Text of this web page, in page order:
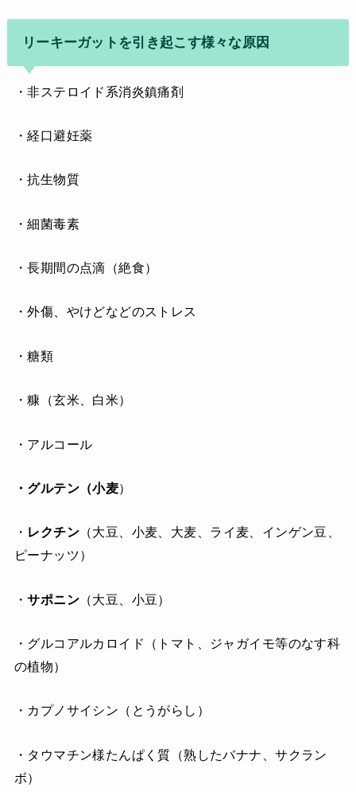
リーキーガットを引き起こす様々な原因
・非ステロイド系消炎鎮痛剤
・経口避妊薬
・抗生物質
・細菌毒素
・長期間の点滴（絶食）
・外傷、やけどなどのストレス
・糖類
・糠（玄米、白米）
・アルコール
・グルテン（小麦）
・ レクチン（大豆、小麦、大麦、ライ麦、インゲン豆、
ピーナッツ）
・サポニン（大豆、小豆）
・グルコアルカロイド（トマト、ジャガイモ等のなす科
の植物）
・カプノサイシン（とうがらし）
・タウマチン様たんぱく質（熟したバナナ、サクラン
ボ）